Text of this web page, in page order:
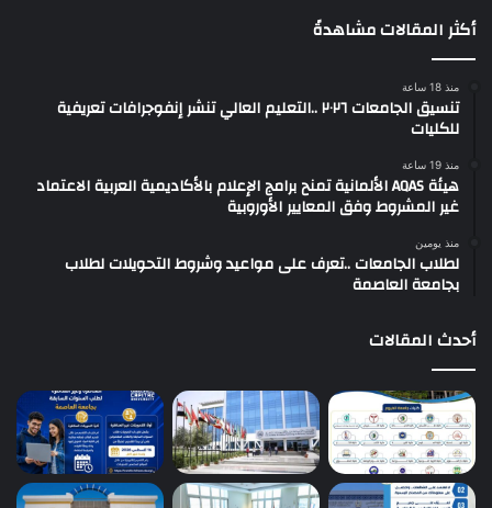
أكثر المقالات مشاهدةً
منذ 18 ساعة
تنسيق الجامعات ٢٠٢٦ ..التعليم العالي تنشر إنفوجرافات تعريفية
للكليات
منذ 19 ساعة
هيئة AQAS الألمانية تمنح برامج الإعلام بالأكاديمية العربية الاعتماد
غير المشروط وفق المعايير الأوروبية
منذ يومين
لطلاب الجامعات ..تعرف على مواعيد وشروط التحويلات لطلاب
بجامعة العاصمة
أحدث المقالات